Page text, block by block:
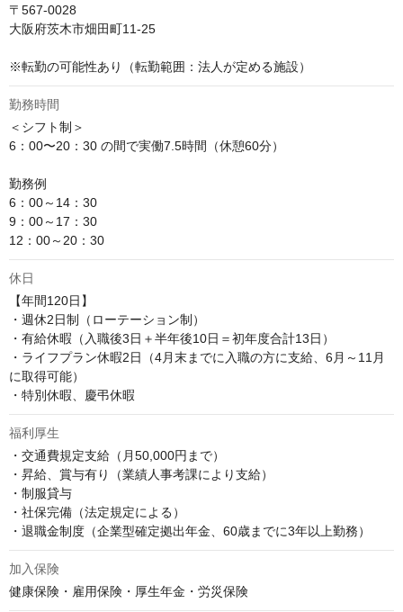
〒567-0028
大阪府茨木市畑田町11-25
※転勤の可能性あり（転勤範囲：法人が定める施設）
勤務時間
＜シフト制＞
6：00〜20：30 の間で実働7.5時間（休憩60分）
勤務例
6：00～14：30
9：00～17：30
12：00～20：30
休日
【年間120日】
・週休2日制（ローテーション制）
・有給休暇（入職後3日＋半年後10日＝初年度合計13日）
・ライフプラン休暇2日（4月末までに入職の方に支給、6月～11月
に取得可能）
・特別休暇、慶弔休暇
福利厚生
・交通費規定支給（月50,000円まで）
・昇給、賞与有り（業績人事考課により支給）
・制服貸与
・社保完備（法定規定による）
・退職金制度（企業型確定拠出年金、60歳までに3年以上勤務）
加入保険
健康保険・雇用保険・厚生年金・労災保険